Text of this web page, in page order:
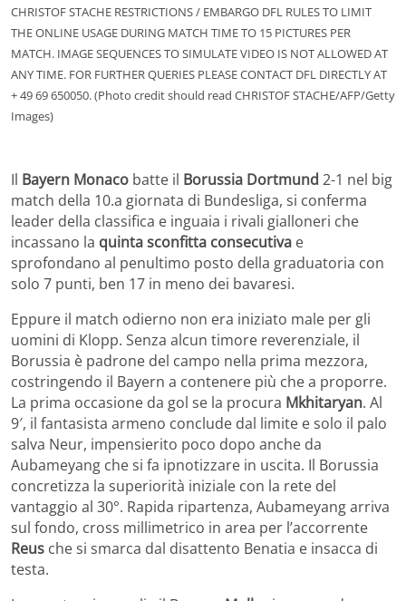
CHRISTOF STACHE RESTRICTIONS / EMBARGO DFL RULES TO LIMIT
THE ONLINE USAGE DURING MATCH TIME TO 15 PICTURES PER
MATCH. IMAGE SEQUENCES TO SIMULATE VIDEO IS NOT ALLOWED AT
ANY TIME. FOR FURTHER QUERIES PLEASE CONTACT DFL DIRECTLY AT
+ 49 69 650050. (Photo credit should read CHRISTOF STACHE/AFP/Getty
Images)
Il Bayern Monaco batte il Borussia Dortmund 2-1 nel big
match della 10.a giornata di Bundesliga, si conferma
leader della classifica e inguaia i rivali gialloneri che
incassano la quinta sconfitta consecutiva e
sprofondano al penultimo posto della graduatoria con
solo 7 punti, ben 17 in meno dei bavaresi.
Eppure il match odierno non era iniziato male per gli
uomini di Klopp. Senza alcun timore reverenziale, il
Borussia è padrone del campo nella prima mezzora,
costringendo il Bayern a contenere più che a proporre.
La prima occasione da gol se la procura Mkhitaryan. Al
9′, il fantasista armeno conclude dal limite e solo il palo
salva Neur, impensierito poco dopo anche da
Aubameyang che si fa ipnotizzare in uscita. Il Borussia
concretizza la superiorità iniziale con la rete del
vantaggio al 30°. Rapida ripartenza, Aubameyang arriva
sul fondo, cross millimetrico in area per l’accorrente
Reus che si smarca dal disattento Benatia e insacca di
testa.